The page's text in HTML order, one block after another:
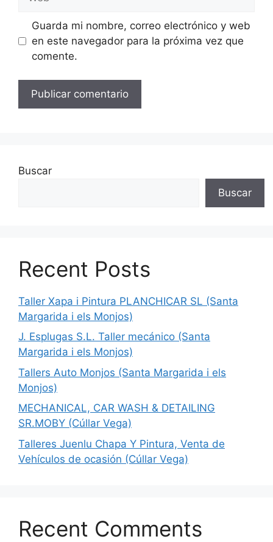
Guarda mi nombre, correo electrónico y web
en este navegador para la próxima vez que
comente.
Buscar
Buscar
Recent Posts
Taller Xapa i Pintura PLANCHICAR SL (Santa
Margarida i els Monjos)
J. Esplugas S.L. Taller mecánico (Santa
Margarida i els Monjos)
Tallers Auto Monjos (Santa Margarida i els
Monjos)
MECHANICAL, CAR WASH & DETAILING
SR.MOBY (Cúllar Vega)
Talleres Juenlu Chapa Y Pintura, Venta de
Vehículos de ocasión (Cúllar Vega)
Recent Comments